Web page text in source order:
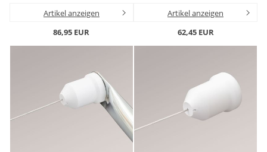
Gardinenstange
Stoffe
Artikel anzeigen
86,95 EUR
Artikel anzeigen
62,45 EUR